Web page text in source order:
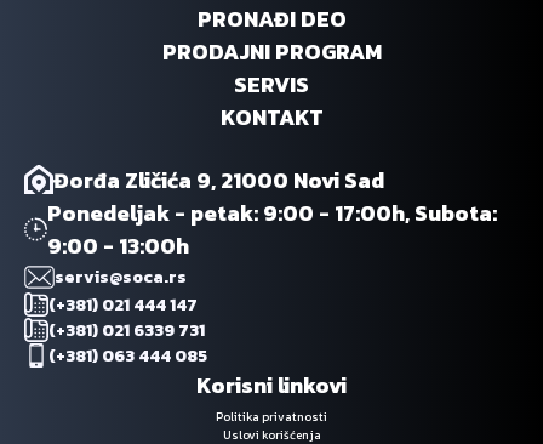
PRONAĐI DEO
PRODAJNI PROGRAM
SERVIS
KONTAKT
Đorđa Zličića 9, 21000 Novi Sad
Ponedeljak - petak: 9:00 - 17:00h, Subota:
9:00 - 13:00h
servis@soca.rs
(+381) 021 444 147
(+381) 021 6339 731
(+381) 063 444 085
Korisni linkovi
Politika privatnosti
Uslovi korišćenja